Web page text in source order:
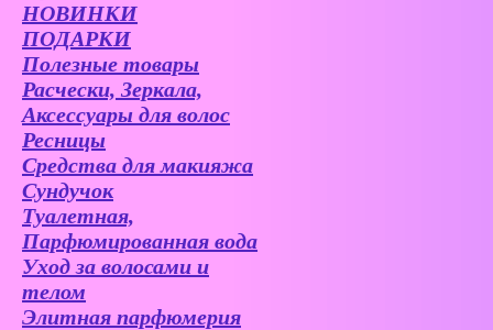
НОВИНКИ
ПОДАРКИ
Полезные товары
Расчески, Зеркала,
Аксессуары для волос
Ресницы
Средства для макияжа
Сундучок
Туалетная,
Парфюмированная вода
Уход за волосами и
телом
Элитная парфюмерия